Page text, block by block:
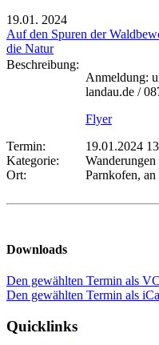
19.01. 2024
Auf den Spuren der
die Natur
Beschreibung:
Anmeldung:
landau.de /
Flyer
Termin:
19.01.2024
Kategorie:
Wanderungen
Ort:
Parnkofen,
Downloads
Den gewählten Termin als
Den gewählten Termin als
Quicklinks